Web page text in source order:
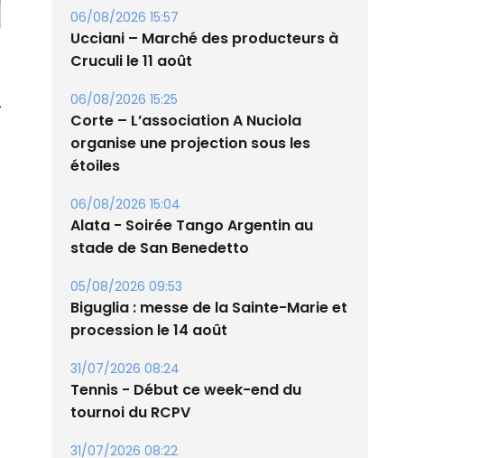
06/08/2026 15:57
Ucciani – Marché des producteurs à
Cruculi le 11 août
06/08/2026 15:25
Corte – L’association A Nuciola
organise une projection sous les
étoiles
06/08/2026 15:04
Alata - Soirée Tango Argentin au
stade de San Benedetto
05/08/2026 09:53
Biguglia : messe de la Sainte-Marie et
procession le 14 août
31/07/2026 08:24
Tennis - Début ce week-end du
tournoi du RCPV
31/07/2026 08:22